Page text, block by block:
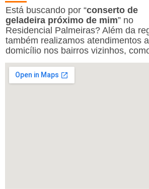
Está buscando por “conserto de
geladeira próximo de mim” no
Residencial Palmeiras? Além da
também realizamos atendimentos a
domicílio nos bairros vizinhos,